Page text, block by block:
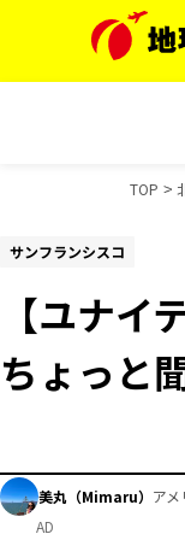
TOP
サンフランシスコ
【ユナ
ちょっと
美丸（Mimaru） ア
AD